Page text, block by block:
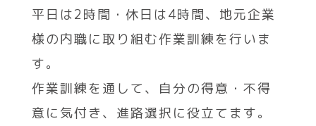
平日は2時間・休日は4時間、地元企業
様の内職に取り組む作業訓練を行いま
す。
作業訓練を通して、自分の得意・不得
意に気付き、進路選択に役立てます。